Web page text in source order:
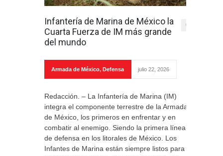
Infantería de Marina de México la
Cuarta Fuerza de IM más grande
del mundo
0
Armada de México, Defensa julio 22, 2026
Redacción. – La Infantería de Marina (IM)
integra el componente terrestre de la Armada
de México, los primeros en enfrentar y en
combatir al enemigo. Siendo la primera línea
de defensa en los litorales de México. Los
Infantes de Marina están siempre listos para